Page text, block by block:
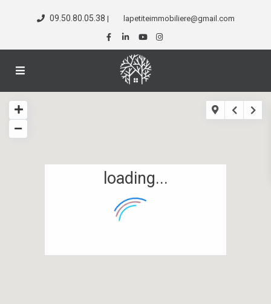
09.50.80.05.38 | lapetiteimmobiliere@gmail.com
loading...